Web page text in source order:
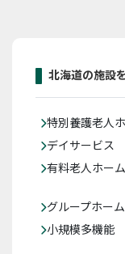
北海道の施設
特別養護老人
デイサービス
有料老人ホーム
グループホーム
小規模多機能